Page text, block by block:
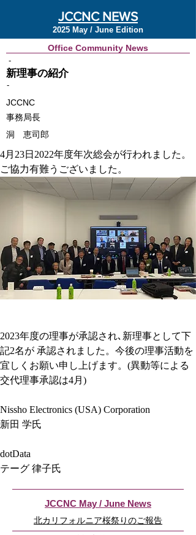
JCCNC NEWS
2025 May / June Edition
Office Community News
-
新理事の紹介
-
JCCNC
事務局長
洞 恵司郎
4月23日2022年度年次総会が行われました。
ご協力有難うございました。
2023年度の理事が承認され､新理事として下
記2名が 承認されました。今後の理事活動を
宜しくお願い申し上げます。(異動等による
交代理事承認は4月)
Nissho Electronics (USA) Corporation
新田 学氏
dotData
テーグ 律子氏
JCCNC May / June News
北カリフォルニア桜祭りのご報告